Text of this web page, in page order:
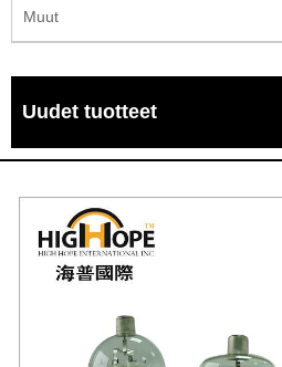
Muut
Uudet tuotteet